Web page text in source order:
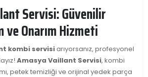
Servisi: Güvenilir
ve Onarım Hizmeti
kombi servisiarıyorsanız, profesyonel
Amasya Vaillant Servisi, kombi
petek temizliği ve orijinal yedek parça